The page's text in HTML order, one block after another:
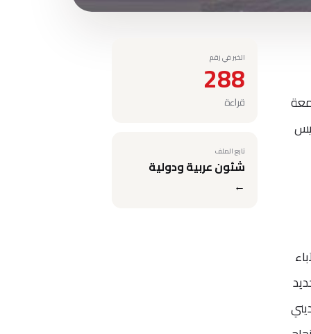
الخبر في رقم
288
قراءة
تابع الملف
شئون عربية ودولية
←